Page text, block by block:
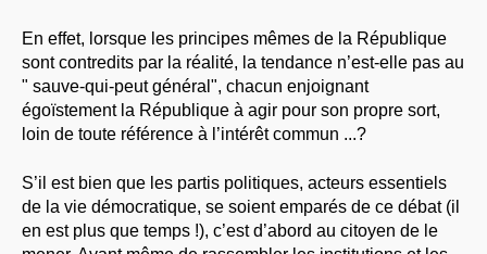
En effet, lorsque les principes mêmes de la République
sont contredits par la réalité, la tendance n’est-elle pas au
" sauve-qui-peut général", chacun enjoignant
égoïstement la République à agir pour son propre sort,
loin de toute référence à l’intérêt commun ...?
S’il est bien que les partis politiques, acteurs essentiels
de la vie démocratique, se soient emparés de ce débat (il
en est plus que temps !), c’est d’abord au citoyen de le